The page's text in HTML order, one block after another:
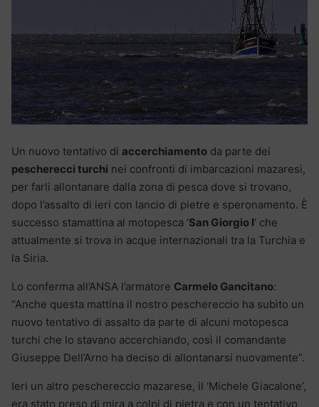
Un nuovo tentativo di accerchiamento da parte dei
pescherecci turchi nei confronti di imbarcazioni mazaresi,
per farli allontanare dalla zona di pesca dove si trovano,
dopo l’assalto di ieri con lancio di pietre e speronamento. È
successo stamattina al motopesca ‘San Giorgio I‘ che
attualmente si trova in acque internazionali tra la Turchia e
la Siria.
Lo conferma all’ANSA l’armatore Carmelo Gancitano:
“Anche questa mattina il nostro peschereccio ha subìto un
nuovo tentativo di assalto da parte di alcuni motopesca
turchi che lo stavano accerchiando, così il comandante
Giuseppe Dell’Arno ha deciso di allontanarsi nuovamente”.
Ieri un altro peschereccio mazarese, il ‘Michele Giacalone’,
era stato preso di mira a colpi di pietra e con un tentativo